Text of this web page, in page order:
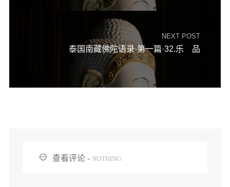
NEXT POST
泰国南藏佛陀语录·第一篇·32.乐 品
 查看评论 - NOTHING